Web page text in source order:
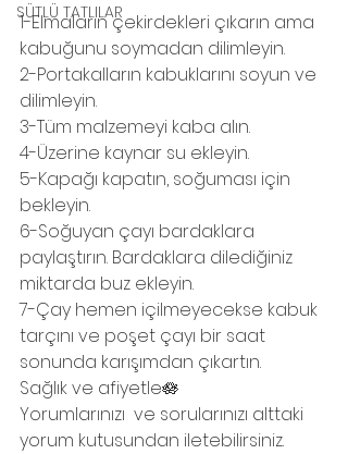
SÜTLÜ TATLILAR
1-Elmaların çekirdekleri çıkarın ama
kabuğunu soymadan dilimleyin.
2-Portakalların kabuklarını soyun ve
dilimleyin.
3-Tüm malzemeyi kaba alın.
4-Üzerine kaynar su ekleyin.
5-Kapağı kapatın, soğuması için
bekleyin.
6-Soğuyan çayı bardaklara
paylaştırın. Bardaklara dilediğiniz
miktarda buz ekleyin.
7-Çay hemen içilmeyecekse kabuk
tarçını ve poşet çayı bir saat
sonunda karışımdan çıkartın.
Sağlık ve afiyetle🪷
Yorumlarınızı  ve sorularınızı alttaki
yorum kutusundan iletebilirsiniz.